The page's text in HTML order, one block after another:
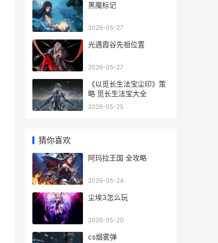
黑魔标记
2026-05-27
光遇霞谷先祖位置
2026-05-27
《以觅长生法宝尘印》策
略 觅长生法宝大全
2026-05-25
猜你喜欢
阿玛拉王国 全攻略
2026-05-24
尘埃3怎么玩
2026-05-20
cs烟雾弹